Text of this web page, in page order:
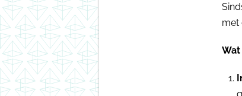
met